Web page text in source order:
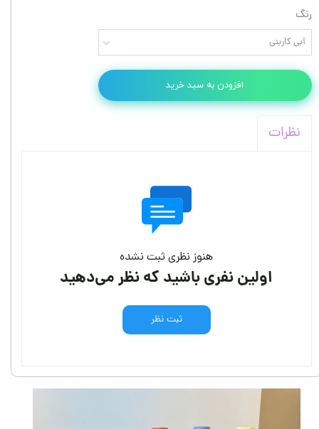
رنگ
آبی کاربنی
افزودن به سبد خرید
نظرات
هنوز نظری ثبت نشده
اولین نفری باشید که نظر می‌دهید
ثبت نظر